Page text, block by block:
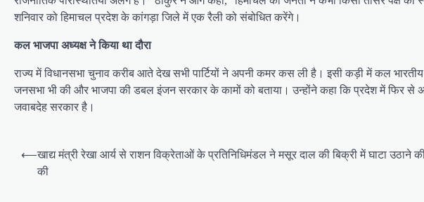
शनिवार को हिमाचल प्रदेश के कांगड़ा जिले में एक रैली को संबोधित करेंगे।
कल भाजपा अध्यक्ष ने किया था दौरा
राज्य में विधानसभा चुनाव करीब आते देख सभी पार्टियों ने अपनी कमर कस ली है। इसी कड़ी में कल भारतीय
जनसभा भी की और भाजपा की डबल इंजन सरकार के कामों को बताया। उन्होंने कहा कि प्रदेश में फिर से
जवाबदेह सरकार है।
P⟵खाद्य मंत्री रेखा आर्य से राशन विक्रेताओं के प्रतिनिधिमंडल ने मसूर दाल की बिक्री में घाटा उठाने
की